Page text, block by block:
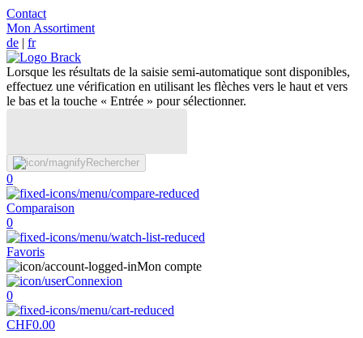
Contact
Mon Assortiment
de | fr
Lorsque les résultats de la saisie semi-automatique sont disponibles,
effectuez une vérification en utilisant les flèches vers le haut et vers
le bas et la touche « Entrée » pour sélectionner.
Rechercher
0
Comparaison
0
Favoris
Mon compte
Connexion
0
CHF0.00